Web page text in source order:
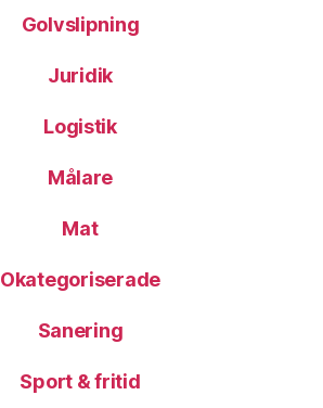
Golvslipning
Juridik
Logistik
Målare
Mat
Okategoriserade
Sanering
Sport & fritid